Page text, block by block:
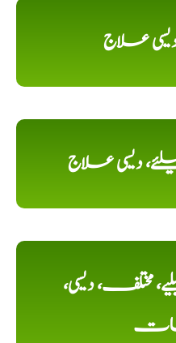
دیسی علاج
دیسی علاج
مختلف، دیسی،